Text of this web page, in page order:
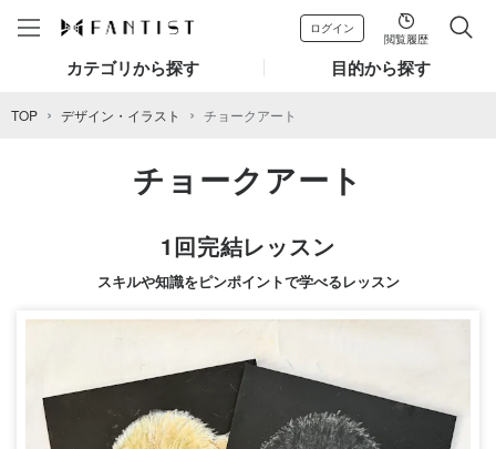
ログイン
閲覧履歴
カテゴリから探す 目的から探す
TOP デザイン・イラスト チョークアート
チョークアート
1回完結レッスン
スキルや知識をピンポイントで学べるレッスン